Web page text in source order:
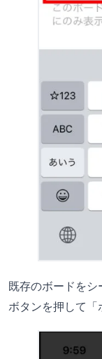
既存のボードを
ボタンを押して「